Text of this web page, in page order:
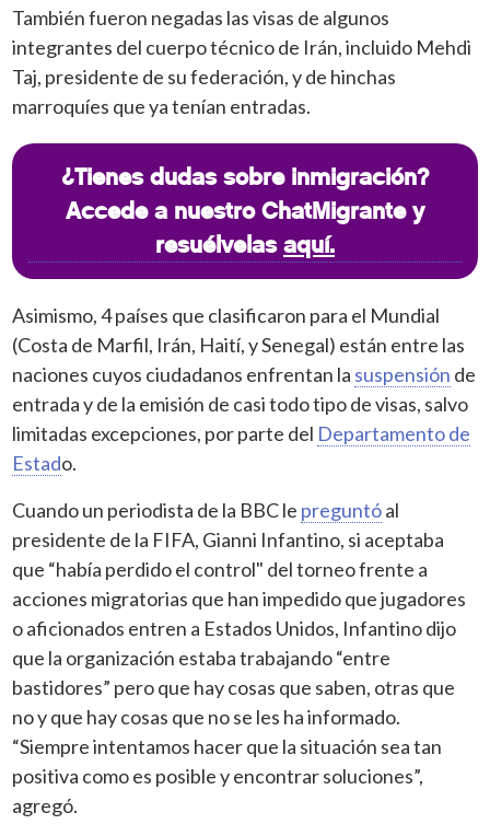
También fueron negadas las visas de algunos
integrantes del cuerpo técnico de Irán, incluido Mehdi
Taj, presidente de su federación, y de hinchas
marroquíes que ya tenían entradas.
¿Tienes dudas sobre inmigración?
Accede a nuestro ChatMigrante y
resuélvelasaquí.
Asimismo, 4 países que clasificaron para el Mundial
(Costa de Marfil, Irán, Haití, y Senegal) están entre las
naciones cuyos ciudadanos enfrentan la suspensión de
entrada y de la emisión de casi todo tipo de visas, salvo
limitadas excepciones, por parte del Departamento de
Estado.
Cuando un periodista de la BBC le preguntóal
presidente de la FIFA, Gianni Infantino, si aceptaba
que “había perdido el control" del torneo frente a
acciones migratorias que han impedido que jugadores
o aficionados entren a Estados Unidos, Infantino dijo
que la organización estaba trabajando “entre
bastidores” pero que hay cosas que saben, otras que
no y que hay cosas que no se les ha informado.
“Siempre intentamos hacer que la situación sea tan
positiva como es posible y encontrar soluciones”,
agregó.